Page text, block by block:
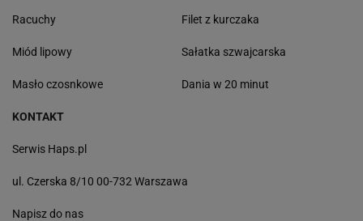
Racuchy
Miód lipowy
Masło czosnkowe
Filet z kurczaka
Sałatka szwajcarska
Dania w 20 minut
KONTAKT
Serwis Haps.pl
ul. Czerska 8/10 00-732 Warszawa
Napisz do nas